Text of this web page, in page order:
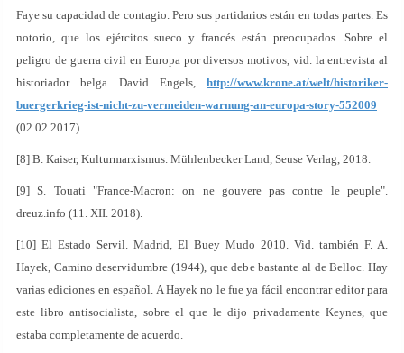
Faye su capacidad de contagio. Pero sus partidarios están en todas partes. Es
notorio, que los ejércitos sueco y francés están preocupados. Sobre el
peligro de guerra civil en Europa por diversos motivos, vid. la entrevista al
historiador belga David Engels, http://www.krone.at/welt/historiker-
buergerkrieg-ist-nicht-zu-vermeiden-warnung-an-europa-story-552009
(02.02.2017).
[8] B. Kaiser, Kulturmarxismus. Mühlenbecker Land, Seuse Verlag, 2018.
[9] S. Touati "France-Macron: on ne gouvere pas contre le peuple".
dreuz.info (11. XII. 2018).
[10] El Estado Servil. Madrid, El Buey Mudo 2010. Vid. también F. A.
Hayek, Camino deservidumbre (1944), que debe bastante al de Belloc. Hay
varias ediciones en español. A Hayek no le fue ya fácil encontrar editor para
este libro antisocialista, sobre el que le dijo privadamente Keynes, que
estaba completamente de acuerdo.